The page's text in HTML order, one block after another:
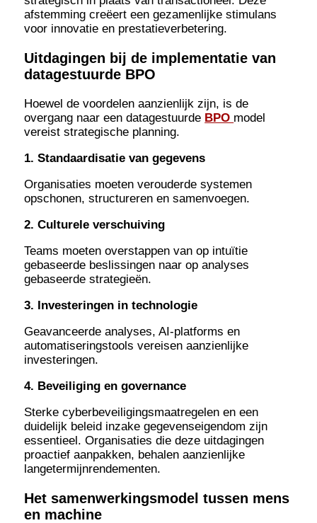
afstemming creëert een gezamenlijke stimulans
voor innovatie en prestatieverbetering.
Uitdagingen bij de implementatie van
datagestuurde BPO
Hoewel de voordelen aanzienlijk zijn, is de
overgang naar een datagestuurde BPO model
vereist strategische planning.
1. Standaardisatie van gegevens
Organisaties moeten verouderde systemen
opschonen, structureren en samenvoegen.
2. Culturele verschuiving
Teams moeten overstappen van op intuïtie
gebaseerde beslissingen naar op analyses
gebaseerde strategieën.
3. Investeringen in technologie
Geavanceerde analyses, AI-platforms en
automatiseringstools vereisen aanzienlijke
investeringen.
4. Beveiliging en governance
Sterke cyberbeveiligingsmaatregelen en een
duidelijk beleid inzake gegevenseigendom zijn
essentieel. Organisaties die deze uitdagingen
proactief aanpakken, behalen aanzienlijke
langetermijnrendementen.
Het samenwerkingsmodel tussen mens
en machine